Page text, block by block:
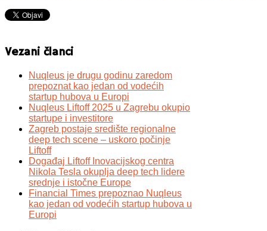
Vezani članci
Nuqleus je drugu godinu zaredom
prepoznat kao jedan od vodećih
startup hubova u Europi
Nuqleus Liftoff 2025 u Zagrebu okupio
startupe i investitore
Zagreb postaje središte regionalne
deep tech scene – uskoro počinje
Liftoff
Događaj Liftoff Inovacijskog centra
Nikola Tesla okuplja deep tech lidere
srednje i istočne Europe
Financial Times prepoznao Nuqleus
kao jedan od vodećih startup hubova u
Europi